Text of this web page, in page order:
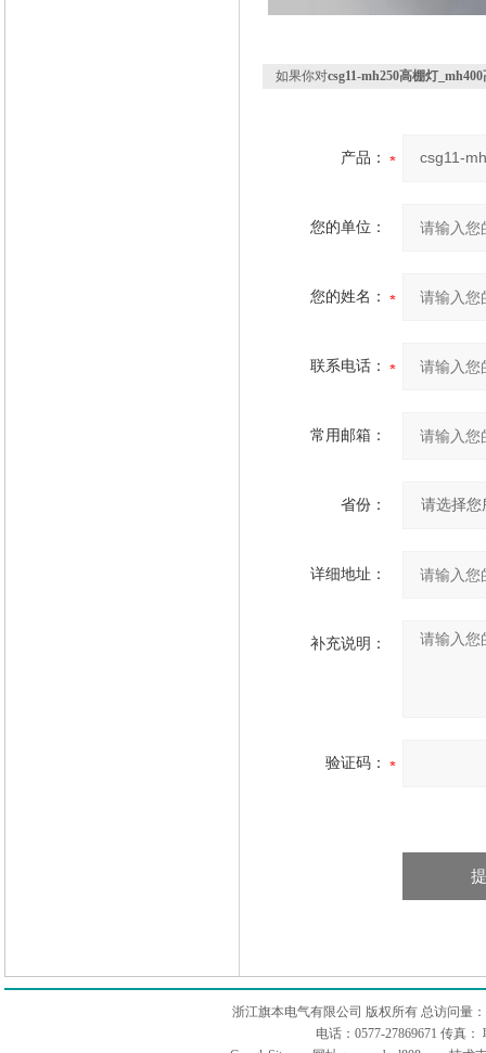
如果你对csg11-mh250高棚灯
产品：
您的单位：
您的姓名：
联系电话：
常用邮箱：
省份：
详细地址：
补充说明：
验证码：
浙江旗本电气有限公司 版权所有 总访问量：
电话：0577-27869671 传真